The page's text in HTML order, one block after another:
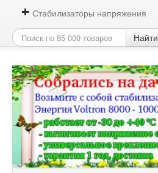
Стабилизаторы напряжения
Найти